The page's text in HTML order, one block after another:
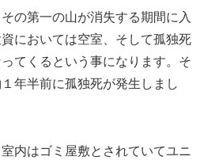
の第一の山が消失する期間に入
においては空室、そして孤独死
てくるという事になります。そ
年半前に孤独死が発生しまし
内はゴミ屋敷とされていてユニ